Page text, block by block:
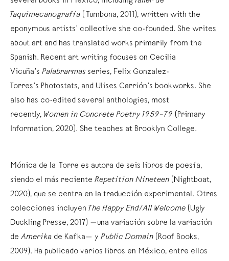
Taquimecanografía (Tumbona, 2011), written with the
eponymous artists’ collective she co-founded. She writes
about art and has translated works primarily from the
Spanish. Recent art writing focuses on Cecilia
Vicuña’s Palabrarmas series, Felix Gonzalez-
Torres’s Photostats, and Ulises Carrión’s bookworks. She
also has co-edited several anthologies, most
recently, Women in Concrete Poetry 1959–79 (Primary
Information, 2020). She teaches at Brooklyn College.
Mónica de la Torre es autora de seis libros de poesía,
siendo el más reciente Repetition Nineteen (Nightboat,
2020), que se centra en la traducción experimental. Otras
colecciones incluyen The Happy End/All Welcome (Ugly
Duckling Presse, 2017) —una variación sobre la variación
de Amerika de Kafka— y Public Domain (Roof Books,
2009). Ha publicado varios libros en México, entre ellos